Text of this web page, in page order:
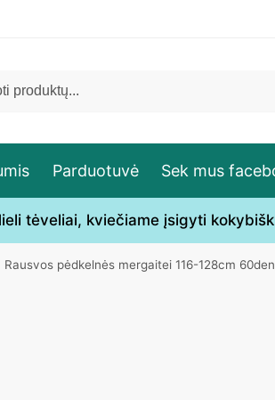
Parduotuvė Sek mus
tėveliai, kviečiame įsigyti
Rausvos pėdkelnės mergaitei 116-128cm 60den